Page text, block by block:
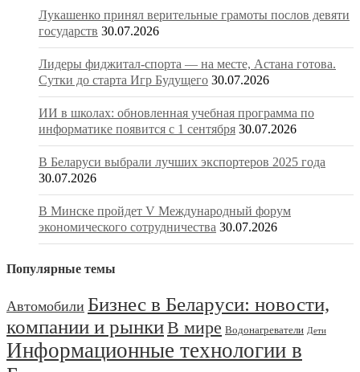
Лукашенко принял верительные грамоты послов девяти
государств 30.07.2026
Лидеры фиджитал-спорта — на месте, Астана готова.
Сутки до старта Игр Будущего 30.07.2026
ИИ в школах: обновленная учебная программа по
информатике появится с 1 сентября 30.07.2026
В Беларуси выбрали лучших экспортеров 2025 года
30.07.2026
В Минске пройдет V Международный форум
экономического сотрудничества 30.07.2026
Популярные темы
Автомобили Бизнес в Беларуси: новости,
компании и рынкиВ мире Водонагреватели Дети
Информационные технологии в